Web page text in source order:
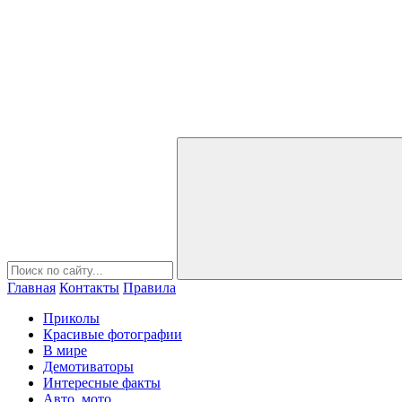
Главная Контакты Правила
Приколы
Красивые фотографии
В мире
Демотиваторы
Интересные факты
Авто, мото